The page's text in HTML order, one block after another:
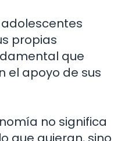
propias
que
el apoyo de sus
no significa